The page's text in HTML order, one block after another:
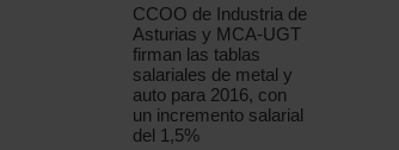
CCOO de Industria de
Asturias y MCA-UGT
firman las tablas
salariales de metal y
auto para 2016, con
un incremento salarial
del 1,5%